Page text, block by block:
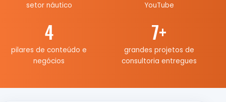
setor náutico
YouTube
4
pilares de conteúdo e
negócios
7+
grandes projetos de
consultoria entregues